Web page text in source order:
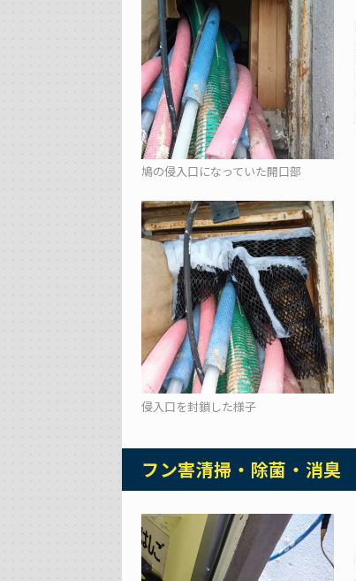
鳩の侵入口になっていた開口部
侵入口を封鎖した様子
フン害清掃・除菌・消臭